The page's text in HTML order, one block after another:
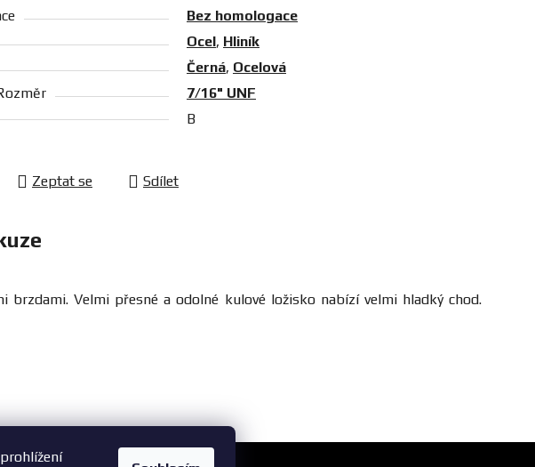
Bez homologace
Ocel, Hliník
Černá, Ocelová
7/16" UNF
B
Zeptat se Sdílet
Velmi přesné a odolné kulové ložisko nabízí velmi hladký chod.